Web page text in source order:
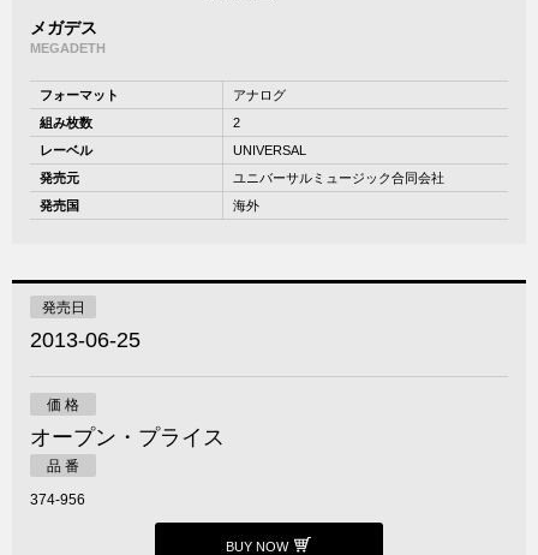
メガデス
MEGADETH
フォーマット
アナログ
組み枚数
2
レーベル
UNIVERSAL
発売元
ユニバーサルミュージック合同会社
発売国
海外
発売日
2013-06-25
価 格
オープン・プライス
品 番
374-956
BUY NOW